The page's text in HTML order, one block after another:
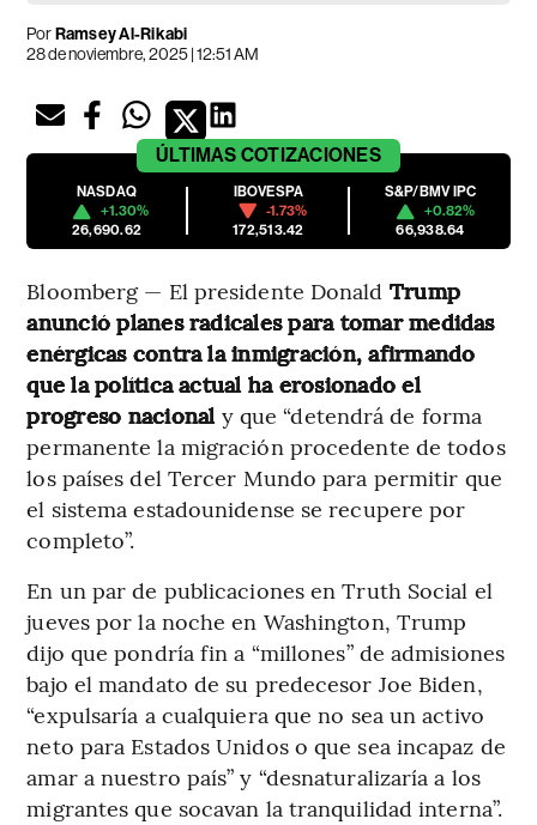
PorRamsey Al-Rikabi
28 de noviembre, 2025 | 12:51 AM
ÚLTIMAS COTIZACIONES
NASDAQ
+1.30%
26,690.62
IBOVESPA
-1.73%
172,513.42
S&P/BMV IPC
+0.82%
66,938.64
Bloomberg — El presidente Donald Trump
anunció planes radicales para tomar medidas
enérgicas contra la inmigración, afirmando
que la política actual ha erosionado el
progreso nacional y que “detendrá de forma
permanente la migración procedente de todos
los países del Tercer Mundo para permitir que
el sistema estadounidense se recupere por
completo”.
En un par de publicaciones en Truth Social el
jueves por la noche en Washington, Trump
dijo que pondría fin a “millones” de admisiones
bajo el mandato de su predecesor Joe Biden,
“expulsaría a cualquiera que no sea un activo
neto para Estados Unidos o que sea incapaz de
amar a nuestro país” y “desnaturalizaría a los
migrantes que socavan la tranquilidad interna”.